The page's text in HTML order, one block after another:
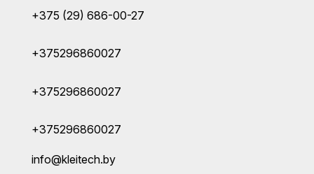
+375 (29) 686-00-27
+375296860027
+375296860027
+375296860027
info@kleitech.by